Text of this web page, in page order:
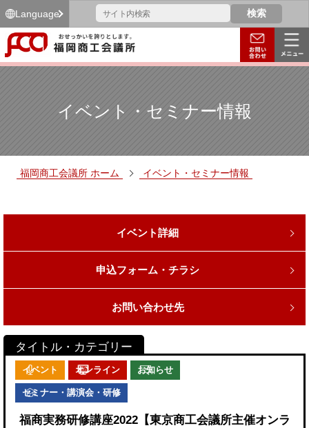
Language
イベント・セミナー情報
福岡商工会議所 ホーム イベント・セミナー情報
イベント詳細
申込フォーム・チラシ
お問い合わせ先
イベント オンライン お知らせ
セミナー・講演会・研修
福商実務研修講座2022【東京商工会議所主催オンラ